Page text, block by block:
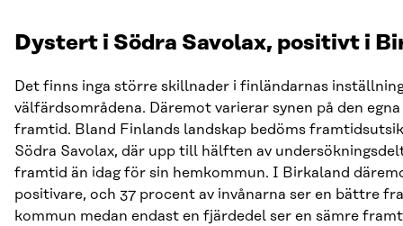
Dystert i Södra Savolax, positivt i
Det finns inga större skillnader i finländarnas
välfärdsområdena. Däremot varierar synen på den
framtid. Bland Finlands landskap bedöms
Södra Savolax, där upp till hälften av
framtid än idag för sin hemkommun. I Birkaland
positivare, och 37 procent av invånarna ser en bättre
kommun medan endast en fjärdedel ser en sämre